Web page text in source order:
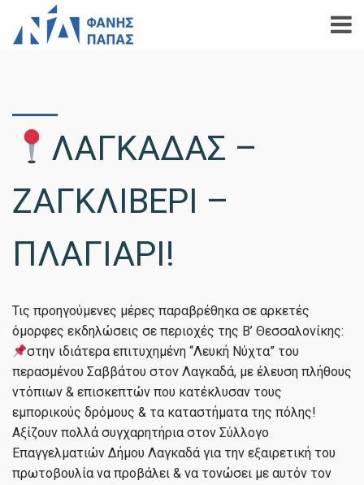
ΛΑΓΚΑΔΑΣ –
ΖΑΓΚΛΙΒΕΡΙ –
ΠΛΑΓΙΑΡΙ!
Τις προηγούμενες μέρες παραβρέθηκα σε αρκετές
όμορφες εκδηλώσεις σε περιοχές της Β’ Θεσσαλονίκης:
στην ιδιάτερα επιτυχημένη “Λευκή Νύχτα” του
περασμένου Σαββάτου στον Λαγκαδά, με έλευση πλήθους
ντόπιων & επισκεπτών που κατέκλυσαν τους
εμπορικούς δρόμους & τα καταστήματα της πόλης!
Αξίζουν πολλά συγχαρητήρια στον Σύλλογο
Επαγγελματιών Δήμου Λαγκαδά για την εξαιρετική του
πρωτοβουλία να προβάλει & να τονώσει με αυτόν τον